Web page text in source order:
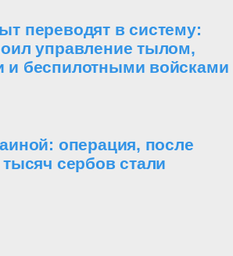
переводят в систему:
управление тылом,
и беспилотными войсками
операция, после
сербов стали